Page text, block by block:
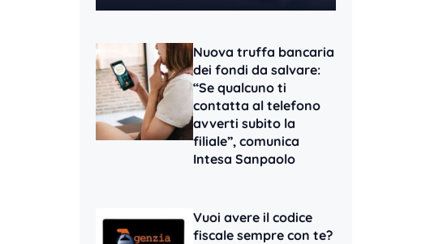
Nuova truffa bancaria
dei fondi da salvare:
“Se qualcuno ti
contatta al telefono
avverti subito la
filiale”, comunica
Intesa Sanpaolo
Vuoi avere il codice
fiscale sempre con te?